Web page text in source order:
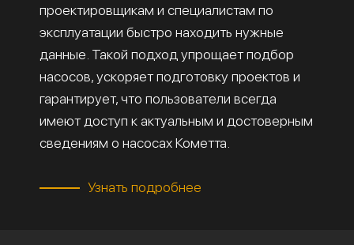
проектировщикам и специалистам по
эксплуатации быстро находить нужные
данные. Такой подход упрощает подбор
насосов, ускоряет подготовку проектов и
гарантирует, что пользователи всегда
имеют доступ к актуальным и достоверным
сведениям о насосах Кометта.
Узнать подробнее